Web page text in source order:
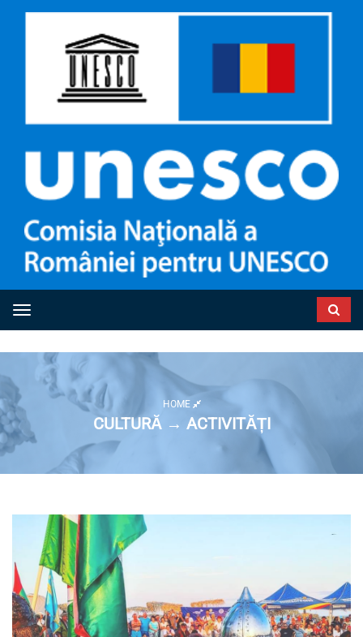
Toggle navigation
HOME
CULTURĂ → ACTIVITĂȚI